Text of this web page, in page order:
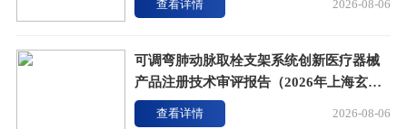
2026-08-06
查看详情
可调弯肺动脉取栓支架系统创新医疗器械
产品注册技术审评报告（2026年上海玄宇
版）
2026-08-06
查看详情